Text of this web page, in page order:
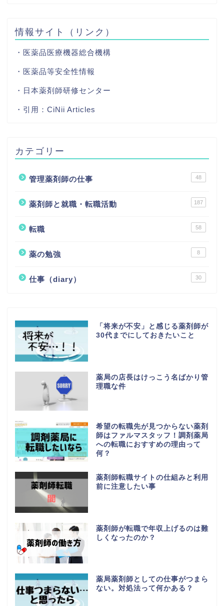
情報サイト（リンク）
・医薬品医療機器総合機構
・医薬品等安全性情報
・日本薬剤師研修センター
・引用： CiNii Articles
カテゴリー
管理薬剤師の仕事 48
薬剤師と就職・転職活動 187
転職 58
薬の勉強 8
仕事（diary） 30
「将来が不安」と感じる薬剤師が
30代までにしておきたいこと
薬局の店長はけっこう名ばかり管
理職な件
希望の転職先が見つからない薬剤
師はファルマスタッフ！調剤薬局
への転職におすすめの理由って
何？
薬剤師転職サイトの仕組みと利用
前に注意したい事
薬剤師が転職で年収上げるのは難
しくなったのか？
薬局薬剤師としての仕事がつまら
ない。対処法って何かある？